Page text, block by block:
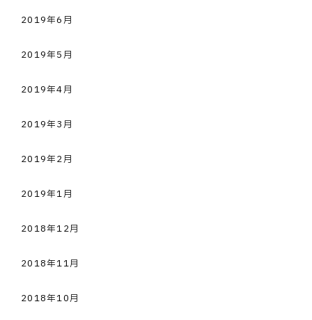
2019年6月
2019年5月
2019年4月
2019年3月
2019年2月
2019年1月
2018年12月
2018年11月
2018年10月